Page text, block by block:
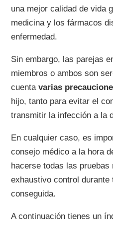
una mejor calidad de vida
medicina y los fármacos
enfermedad.
Sin embargo, las parejas
miembros o ambos son
cuentavarias
hijo, tanto para evitar el
transmitir la infección a la
En cualquier caso, es
consejo médico a la hora
hacerse todas las pruebas
exhaustivo control
conseguida.
A continuación tienes un